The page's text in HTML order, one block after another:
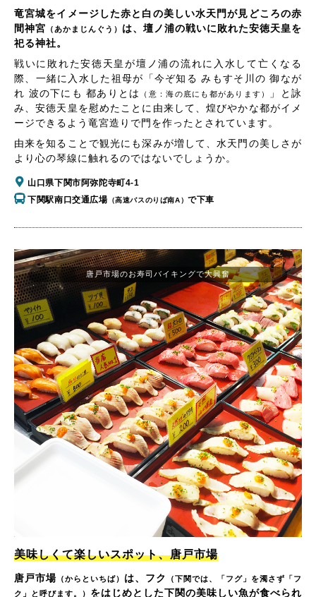
竜宮城をイメージした赤と白の美しい水天門が見どころの赤
間神宮 （あかまじんぐう） は、壇ノ浦の戦いに敗れた安徳天皇を
祀る神社。
戦いに敗れた安徳天皇が壇ノ浦の流れに入水して亡くなる
際、一緒に入水した祖母が「今ぞ知る みもすそ川の 御なが
れ 波の下にも 都ありとは
（意：海の底にも都があります）
」と詠
み、安徳天皇を慰めたことに由来して、煌びやかな都がイメ
ージできるよう竜宮造りで門を作ったとされています。
由来を知ることで観光にも深みが増して、水天門の美しさが
より心の琴線に触れるのではないでしょうか。
山口県下関市阿弥陀寺町4-1
下関駅南口交通広場 （高速バスのりば南A）で下車
唐戸市場のお寿司バイキングで大興奮
美味しくて楽しいスポット、唐戸市場
唐戸市場 （からといちば） は、フク
（下関では、「フグ」を濁さず「フ
ク」と呼びます。） をはじめとした下関の美味しい魚が食べられ